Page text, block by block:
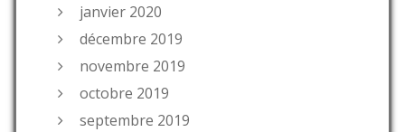
janvier 2020
décembre 2019
novembre 2019
octobre 2019
septembre 2019